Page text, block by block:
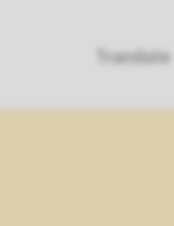
Translate